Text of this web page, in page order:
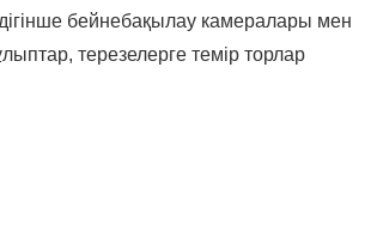
бейнебақылау камералары мен
терезелерге темір торлар